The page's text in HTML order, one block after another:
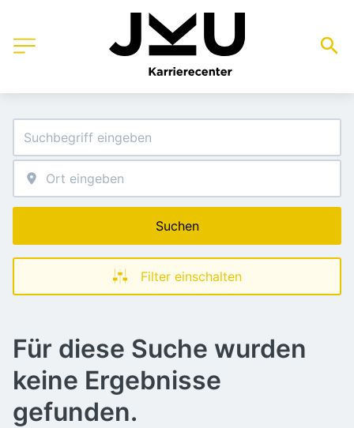
Suchen
Filter einschalten
Für diese Suche wurden
keine Ergebnisse
gefunden.